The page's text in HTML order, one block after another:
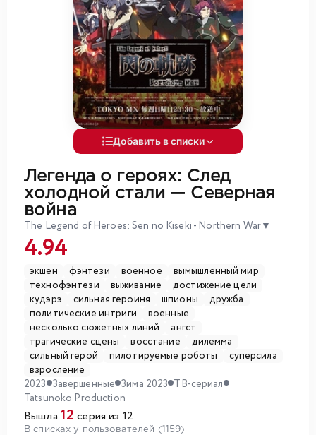
Добавить в списки
Легенда о героях: След
холодной стали — Северная
война
The Legend of Heroes: Sen no Kiseki - Northern War▼
4.94
экшен фэнтези военное
вымышленный мир
технофэнтези
выживание
достижение цели
кудэрэ
сильная героиня шпионы
дружба
политические интриги
военные
несколько сюжетных линий
ангст
трагические сцены
восстание
дилемма
сильный герой
пилотируемые роботы
суперсила
взросление
2023 Завершенные Зима 2023 ТВ-сериал
Tatsunoko Production
Вышла 12 серия из 12
В списках у пользователей (1159)